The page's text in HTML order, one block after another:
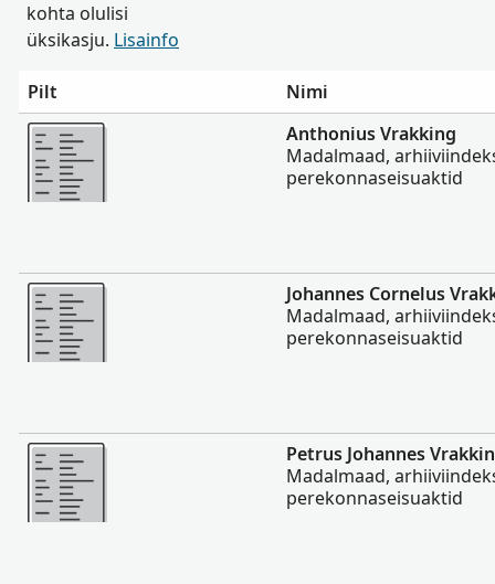
kohta olulisi
üksikasju. Lisainfo
Pilt
Nimi
Rohkem
Anthonius Vrakking
Madalmaad,
perekonnaseisuaktid
Rohkem
Johannes Cornelus
Madalmaad,
perekonnaseisuaktid
Rohkem
Petrus Johannes
Madalmaad,
perekonnaseisuaktid